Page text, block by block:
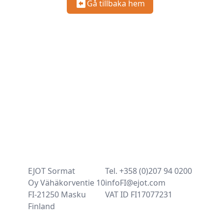
Gå tillbaka hem
EJOT Sormat
Oy Vähäkorventie 10
FI-21250 Masku
Finland
Tel. +358 (0)207 94 0200
infoFI@ejot.com
VAT ID FI17077231